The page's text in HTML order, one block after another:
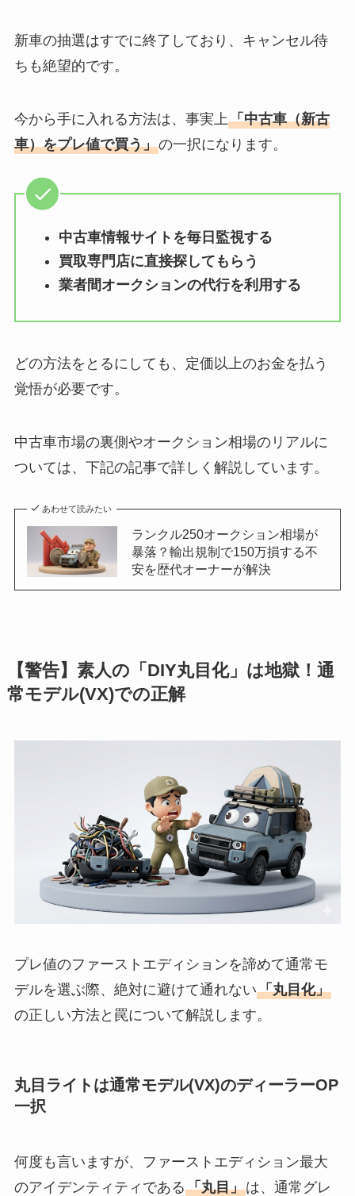
新車の抽選はすでに終了しており、キャンセル待
ちも絶望的です。
今から手に入れる方法は、事実上「中古車（新古
車）をプレ値で買う」の一択になります。
中古車情報サイトを毎日監視する
買取専門店に直接探してもらう
業者間オークションの代行を利用する
どの方法をとるにしても、定価以上のお金を払う
覚悟が必要です。
中古車市場の裏側やオークション相場のリアルに
ついては、下記の記事で詳しく解説しています。
あわせて読みたい
ランクル250オークション相場が
暴落？輸出規制で150万損する不
安を歴代オーナーが解決
【警告】素人の「DIY丸目化」は地獄！通
常モデル(VX)での正解
プレ値のファーストエディションを諦めて通常モ
デルを選ぶ際、絶対に避けて通れない「丸目化」
の正しい方法と罠について解説します。
丸目ライトは通常モデル(VX)のディーラーOP
一択
何度も言いますが、ファーストエディション最大
のアイデンティティである「丸目」は、通常グレ